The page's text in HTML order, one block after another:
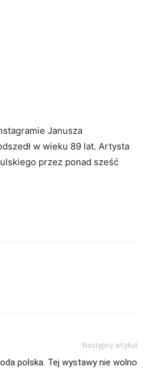
Janusza
w wieku 89 lat. Artysta
przez ponad sześć
Następny artykuł
polska. Tej wystawy nie wolno